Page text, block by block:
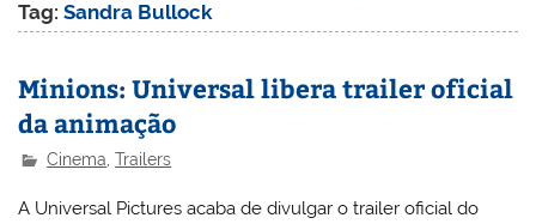
Tag:Sandra Bullock
Minions: Universal libera trailer oficial
da animação
Cinema ,Trailers
A Universal Pictures acaba de divulgar o trailer oficial do